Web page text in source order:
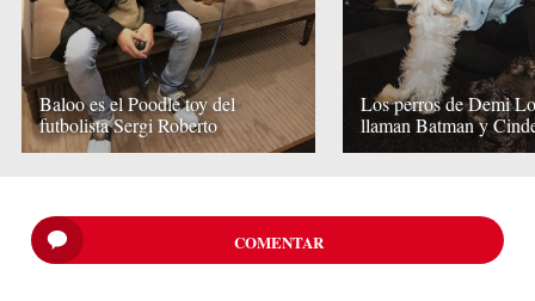
Baloo es el Poodle toy del
futbolista Sergi Roberto
Los perros de Demi
llaman Batman y
COMENTAR